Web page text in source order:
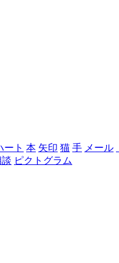
ート 本 矢印 猫 手 メール
ピクトグラム